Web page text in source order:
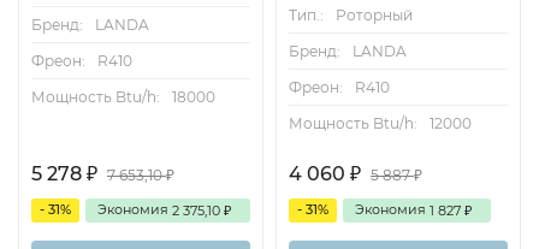
Бренд:
LANDA
Фреон:
R410
Мощность Btu/h:
18000
5 278 ₽ 7 653,10₽
- 31% Экономия 2 375,10 ₽
Тип.:
Роторный
Бренд:
LANDA
Фреон:
R410
Мощность Btu/h:
12000
4 060 ₽ 5 887₽
- 31% Экономия 1 827 ₽